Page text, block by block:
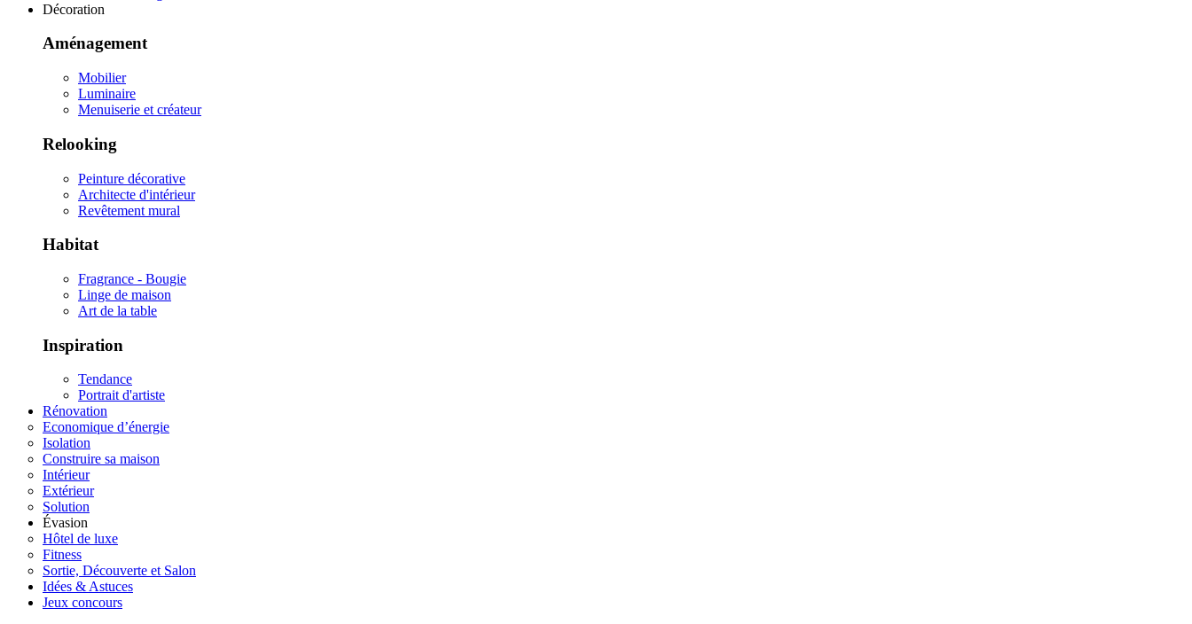
Décoration
Aménagement
Mobilier
Luminaire
Menuiserie et créateur
Relooking
Peinture décorative
Architecte d'intérieur
Revêtement mural
Habitat
Fragrance - Bougie
Linge de maison
Art de la table
Inspiration
Tendance
Portrait d'artiste
Rénovation
Economique d’énergie
Isolation
Construire sa maison
Intérieur
Extérieur
Solution
Évasion
Hôtel de luxe
Fitness
Sortie, Découverte et Salon
Idées & Astuces
Jeux concours